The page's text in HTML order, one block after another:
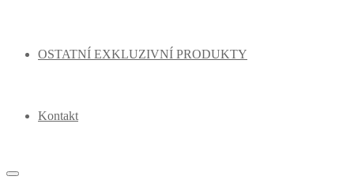
OSTATNÍ EXKLUZIVNÍ PRODUKTY
Kontakt